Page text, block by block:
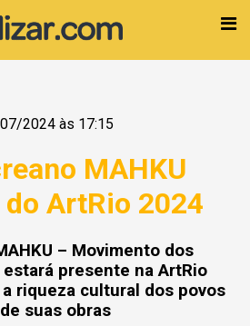
2024 às 17:15
MAHKU
ArtRio 2024
– Movimento dos
presente na ArtRio
riqueza cultural dos povos
suas obras